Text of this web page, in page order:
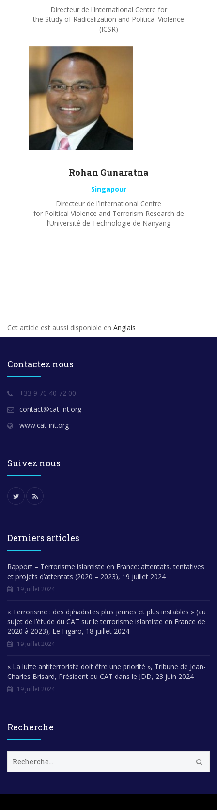
Directeur de l’International Centre for
the Study of Radicalization and Political Violence
(ICSR)
Rohan Gunaratna
Singapour
Directeur de l’International Centre
for Political Violence and Terrorism Research de
l’Université de Technologie de Nanyang
Cet article est aussi disponible en Anglais
Contactez nous
+33 9 70 40 72 00
contact@cat-int.org
www.cat-int.org
Suivez nous
Derniers articles
Rapport – Terrorisme islamiste en France: attentats, tentatives
et projets d’attentats (2020 – 2023), 19 juillet 2024
19 juillet 2024
« Terrorisme : des djihadistes plus jeunes et plus instables » (au
sujet de l’étude du CAT sur le terrorisme islamiste en France de
2020 à 2023), Le Figaro, 18 juillet 2024
19 juillet 2024
« La lutte antiterroriste doit être une priorité », Tribune de Jean-
Charles Brisard, Président du CAT dans le JDD, 23 juin 2024
19 juillet 2024
Recherche
c
e